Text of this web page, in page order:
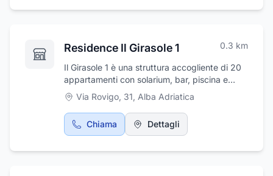
Residence Il Girasole 1 0.3 km
Il Girasole 1 è una struttura accogliente di 20
appartamenti con solarium, bar, piscina e
giochi per i più piccoli. Il residence è situato a
pochi passi dalla spiaggia e dai principali
servizi e negozi quali: market alimentari,
tabacchi, ecc. La struttura dispone di
eleganza, dotati di aria climatizzata ed
Via Rovigo, 31, Alba Adriatica
Chiama Dettagli